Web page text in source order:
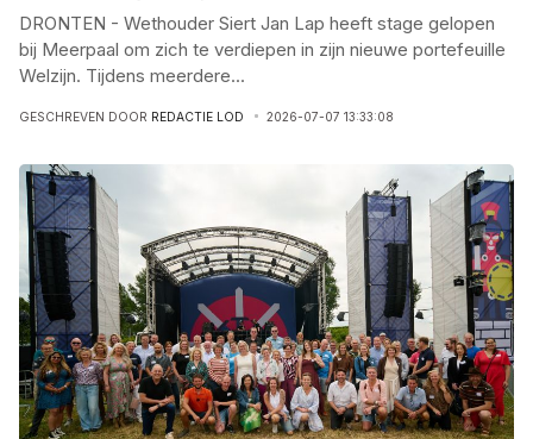
DRONTEN - Wethouder Siert Jan Lap heeft stage gelopen
bij Meerpaal om zich te verdiepen in zijn nieuwe portefeuille
Welzijn. Tijdens meerdere...
GESCHREVEN DOOR REDACTIE LOD 2026-07-07 13:33:08